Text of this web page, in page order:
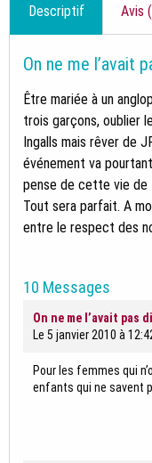
Descriptif Avis
On ne me l’avait
Être mariée à un
trois garçons, oublier
Ingalls mais rêver de
événement va
pense de cette vie de
Tout sera parfait. A
entre le respect des
10 Messages
On ne me l’avait pas
Le 5 janvier 2010 à
Pour les femmes qui
enfants qui ne savent